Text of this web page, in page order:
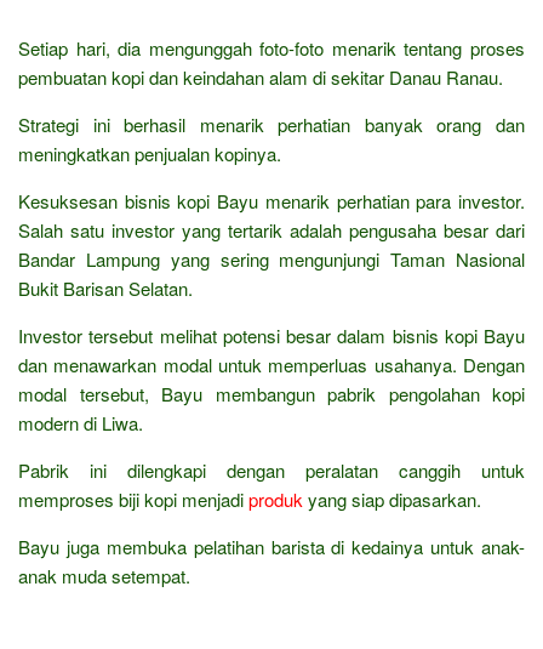
Setiap hari, dia mengunggah foto-foto menarik tentang proses
pembuatan kopi dan keindahan alam di sekitar Danau Ranau.
Strategi ini berhasil menarik perhatian banyak orang dan
meningkatkan penjualan kopinya.
Kesuksesan bisnis kopi Bayu menarik perhatian para investor.
Salah satu investor yang tertarik adalah pengusaha besar dari
Bandar Lampung yang sering mengunjungi Taman Nasional
Bukit Barisan Selatan.
Investor tersebut melihat potensi besar dalam bisnis kopi Bayu
dan menawarkan modal untuk memperluas usahanya. Dengan
modal tersebut, Bayu membangun pabrik pengolahan kopi
modern di Liwa.
Pabrik ini dilengkapi dengan peralatan canggih untuk
memproses biji kopi menjadiproduk yang siap dipasarkan.
Bayu juga membuka pelatihan barista di kedainya untuk anak-
anak muda setempat.